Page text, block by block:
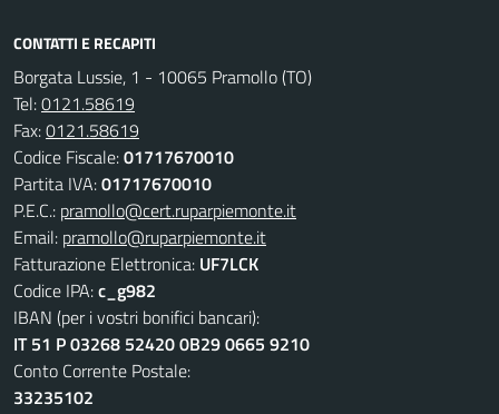
CONTATTI E RECAPITI
Borgata Lussie, 1 - 10065 Pramollo (TO)
Tel:0121.58619
Fax:0121.58619
Codice Fiscale:01717670010
Partita IVA:01717670010
P.E.C.: pramollo@cert.ruparpiemonte.it
Email: pramollo@ruparpiemonte.it
Fatturazione Elettronica: UF7LCK
Codice IPA:c_g982
IBAN (per i vostri bonifici bancari):
IT 51 P 03268 52420 0B29 0665 9210
Conto Corrente Postale:
33235102